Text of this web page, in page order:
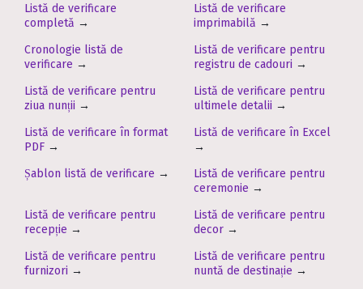
Listă de verificare
completă →
Listă de verificare
imprimabilă →
Cronologie listă de
verificare →
Listă de verificare pentru
registru de cadouri →
Listă de verificare pentru
ziua nunții →
Listă de verificare pentru
ultimele detalii →
Listă de verificare în format
PDF →
Listă de verificare în Excel
→
Șablon listă de verificare →
Listă de verificare pentru
ceremonie →
Listă de verificare pentru
recepție →
Listă de verificare pentru
decor →
Listă de verificare pentru
furnizori →
Listă de verificare pentru
nuntă de destinație →